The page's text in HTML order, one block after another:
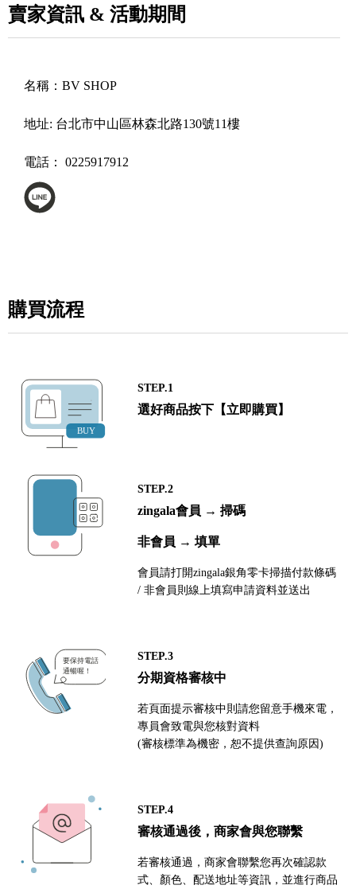
賣家資訊 & 活動期間
名稱： BV SHOP
地址: 台北市中山區林森北路130號11樓
電話： 0225917912
購買流程
STEP.1
選好商品按下【立即購買】
STEP.2
zingala會員 → 掃碼
非會員 → 填單
會員請打開zingala銀角零卡掃描付款條碼
/ 非會員則線上填寫申請資料並送出
STEP.3
分期資格審核中
若頁面提示審核中則請您留意手機來電，
專員會致電與您核對資料
(審核標準為機密，恕不提供查詢原因)
STEP.4
審核通過後，商家會與您聯繫
若審核通過，商家會聯繫您再次確認款
式、顏色、配送地址等資訊，並進行商品